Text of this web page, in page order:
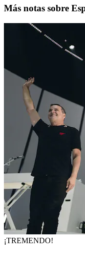
Más notas sobre
¡TREMENDO!